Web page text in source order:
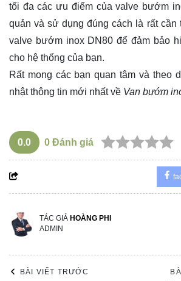
tối đa các ưu điểm của valve bướm
quản và sử dụng đúng cách là rất cần
valve bướm inox DN80 để đảm bảo
cho hệ thống của bạn.
Rất mong các bạn quan tâm và theo
nhật thông tin mới nhất về Van bướm
0.0 0 Đánh giá
TÁC GIẢ HOÀNG PHI
ADMIN
BÀI VIẾT TRƯỚC